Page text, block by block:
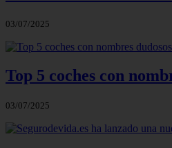
03/07/2025
Top 5 coches con
03/07/2025